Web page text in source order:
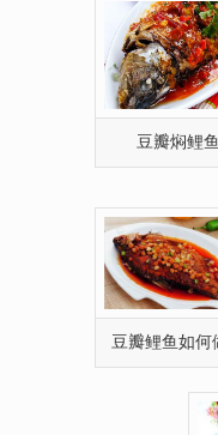
豆瓣鲤鱼如何
轻